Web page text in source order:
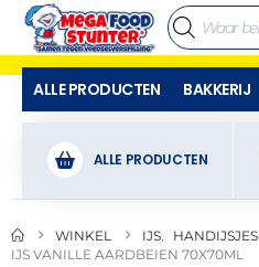
ALLE PRODUCTEN BAKKERIJ
ALLE PRODUCTEN
WINKEL IJS
HANDIJSJES
IJS VANILLE AARDBEIEN 70X70ML